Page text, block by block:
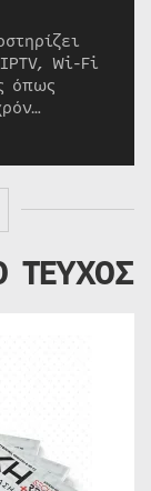
Wi-Fi
όπως
ΤΕΥΧΟΣ